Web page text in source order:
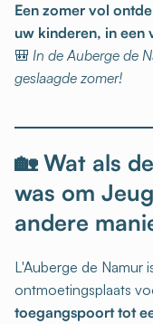
Een zomer vol
uw kinderen, in een
🎒 In de Auberge de
geslaagde zomer!
🏡 Wat als
was om
andere
L'Auberge de Namur
ontmoetingsplaats
toegangspoort tot